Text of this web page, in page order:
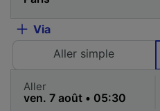
Via
Aller simple
Aller